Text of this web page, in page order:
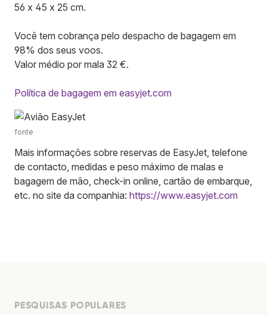
56 x 45 x 25 cm.
Você tem cobrança pelo despacho de bagagem em
98% dos seus voos.
Valor médio por mala 32 €.
Política de bagagem em easyjet.com
fonte
Mais informações sobre reservas de EasyJet, telefone
de contacto, medidas e peso máximo de malas e
bagagem de mão, check-in online, cartão de embarque,
etc. no site da companhia: https://www.easyjet.com
PESQUISAS POPULARES